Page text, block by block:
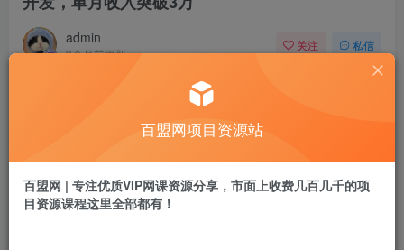
admin
9个月前更新
关注 私信
盟币 9.9
百盟网项目资源站
百盟网 | 专注优质VIP网课资源分享，市面上收费几百几千的项
目资源课程这里全部都有！